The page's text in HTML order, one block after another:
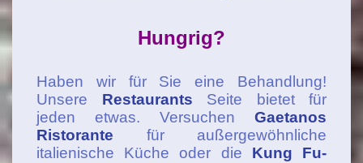
Hungrig?
Haben wir für Sie eine Behandlung!
Unsere Restaurants Seite bietet für
jeden etwas. Versuchen Gaetanos
Ristorante für außergewöhnliche
italienische Küche oder die Kung Fu-